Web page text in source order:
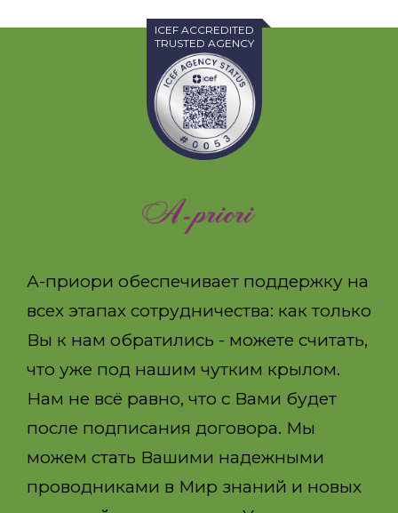
ICEF ACCREDITED
TRUSTED AGENCY
А-приори обеспечивает поддержку на
всех этапах сотрудничества: как только
Вы к нам обратились - можете считать,
что уже под нашим чутким крылом.
Нам не всё равно, что с Вами будет
после подписания договора. Мы
можем стать Вашими надежными
проводниками в Мир знаний и новых